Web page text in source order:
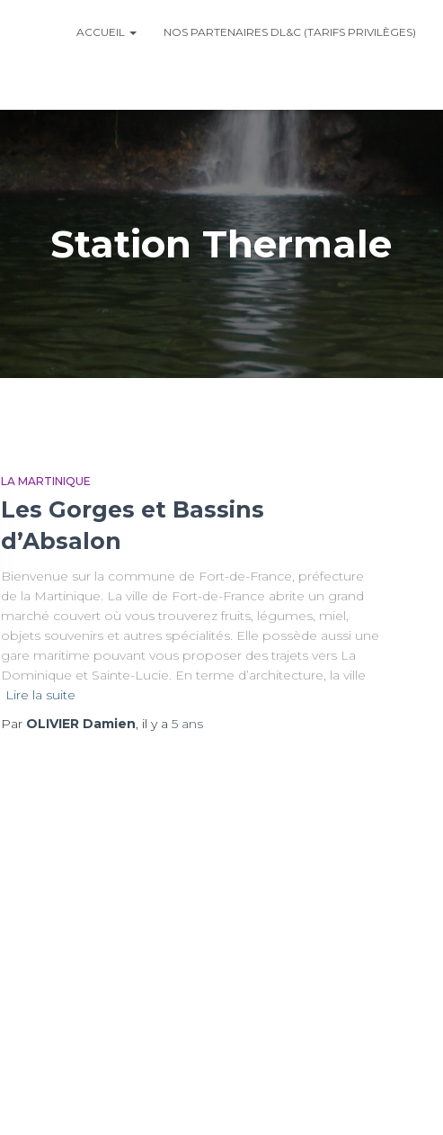
ACCUEIL NOS PARTENAIRES DL&C (TARIFS PRIVILÈGES)
Station Thermale
LA MARTINIQUE
Les Gorges et Bassins
d’Absalon
Bienvenue sur la commune de Fort-de-France, préfecture
de la Martinique. La ville de Fort-de-France abrite un grand
marché couvert où vous trouverez fruits, légumes, miel,
objets souvenirs et autres spécialités. Elle possède aussi une
gare maritime pouvant vous proposer des trajets vers La
Dominique et Sainte-Lucie. En terme d’architecture, la ville
Lire la suite
Par OLIVIER Damien, il y a 5 ans